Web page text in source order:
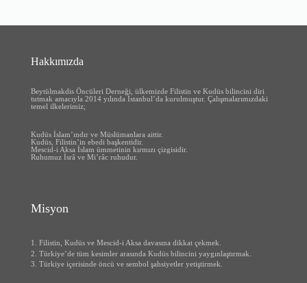
Hakkımızda
Beytülmakdis Öncüleri Derneği, ülkemizde Filistin ve Kudüs bilincini diri
tutmak amacıyla 2014 yılında İstanbul’da kurulmuştur. Çalışmalarımızdaki
temel ilkelerimiz;
Kudüs İslam’ındır ve Müslümanlara aittir.
Kudüs, Filistin’in ebedi başkentidir.
Mescid-i Aksa İslam ümmetinin kırmızı çizgisidir.
Ruhumuz İsrâ ve Mi’râc ruhudur.
Misyon
1. Filistin, Kudüs ve Mescid-i Aksa davasına dikkat çekmek.
2. Türkiye’de tüm kesimler arasında Kudüs bilincini yaygınlaştırmak.
3. Türkiye içerisinde öncü ve sembol şahsiyetler yetiştirmek.